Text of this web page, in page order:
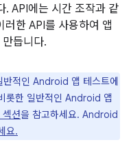
. API에는 시간 조작과 같
러한 API를 사용하여 앱
듭니다.
적인 Android 앱 테스트에
롯한 일반적인 Android 앱
섹션을 참고하세요. Android
요.